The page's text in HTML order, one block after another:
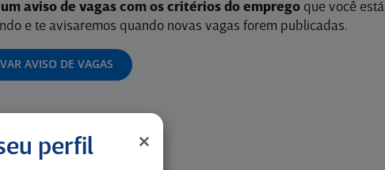
aviso de vagas com os critérios do empregoque você está
e te avisaremos quando novas vagas forem publicadas.
AVISO DE VAGAS
perfil